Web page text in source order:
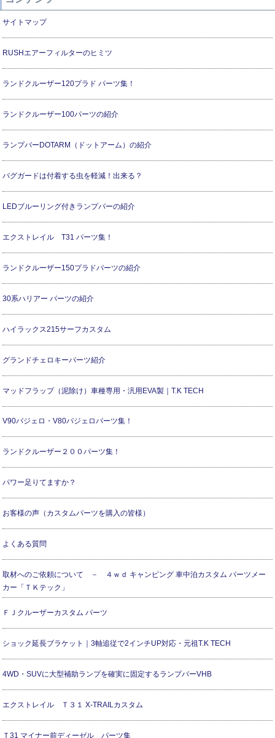
サイトマップ
RUSHエアーフィルターのヒミツ
ランドクルーザー120プラド パーツ集！
ランドクルーザー100パーツの紹介
ランプバーDOTARM（ドットアーム）の紹介
バグガードは付着する虫を軽減！出来る？
LEDブルーリング付きランプバーの紹介
エクストレイル T31 パーツ集！
ランドクルーザー150プラドパーツの紹介
30系ハリアー パーツの紹介
ハイラックス215サーフカスタム
グランドチェロキーパーツ紹介
マッドフラップ（泥除け）車種専用・汎用EVA製｜T.K TECH
V90パジェロ・V80パジェロパーツ集！
ランドクルーザー２００パーツ集！
パワー足りてますか？
お客様の声（カスタムパーツを購入の皆様）
よくある質問
取材へのご依頼について － ４ｗｄ キャンピング 車中泊カスタム パーツメー
カー「ＴＫテック」
ＦＪクルーザーカスタム パーツ
ショック延長ブラケット｜3軸追従で2インチUP対応・元祖T.K TECH
4WD・SUVに大型補助ランプを確実に固定するランプバーVHB
エクストレイル Ｔ３１ X-TRAILカスタム
Ｔ31 マイナー前ディーゼル パーツ集